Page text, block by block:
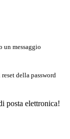
un messaggio
della password
posta elettronica!